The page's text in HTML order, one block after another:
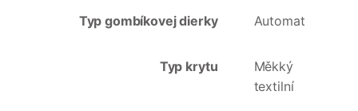
Typ gombíkovej dierky Automat
Typ krytu
Měkký
textilní